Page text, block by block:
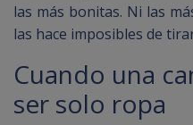
las más bonitas. Ni las
las hace imposibles de
Cuando una
ser solo ropa